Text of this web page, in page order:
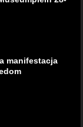
manifestacja